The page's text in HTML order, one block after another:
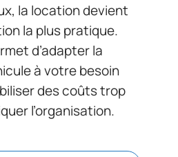
la location devient
la plus pratique.
d’adapter la
à votre besoin
des coûts trop
l’organisation.